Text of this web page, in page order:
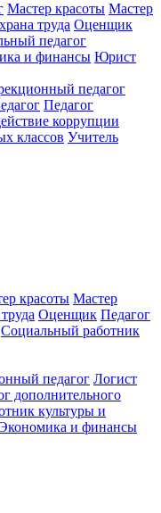
Мастер красоты Мастер
труда Оценщик
педагог
и финансы Юрист
педагог
Педагог
коррупции
классов Учитель
красоты Мастер
Оценщик Педагог
Социальный работник
педагог Логист
дополнительного
культуры и
и финансы